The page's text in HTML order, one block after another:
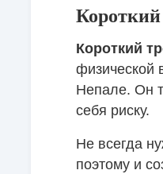
Короткий
физической
Непале. Он
себя риску.
Не всегда
поэтому и